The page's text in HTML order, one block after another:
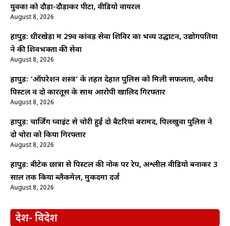
युवकों को दौड़ा-दौड़ाकर पीटा, वीडियो वायरल
August 8, 2026
हापुड़: धीरखेड़ा में 29वें कांवड़ सेवा शिविर का भव्य उद्घाटन, उद्योगपतियों
ने की शिवभक्तों की सेवा
August 8, 2026
हापुड़: ‘ऑपरेशन शस्त्र’ के तहत देहात पुलिस को मिली सफलता, अवैध
पिस्टल व दो कारतूस के साथ आरोपी खालिद गिरफ्तार
August 8, 2026
हापुड़: चार्जिंग प्वाइंट से चोरी हुईं दो बैटरियां बरामद, पिलखुवा पुलिस ने
दो चोरों को किया गिरफ्तार
August 8, 2026
हापुड़: बीटेक छात्रा से पिस्टल की नोक पर रेप, अश्लील वीडियो बनाकर 3
साल तक किया ब्लैकमेल, मुकदमा दर्ज
August 8, 2026
देश- विदेश